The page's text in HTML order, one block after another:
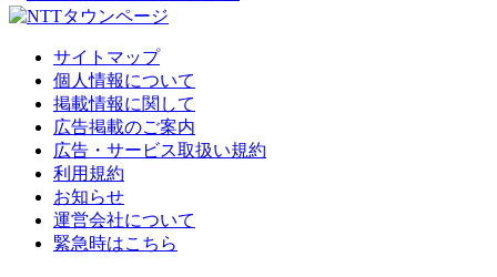
サイトマップ
個人情報について
掲載情報に関して
広告掲載のご案内
広告・サービス取扱い規約
利用規約
お知らせ
運営会社について
緊急時はこちら